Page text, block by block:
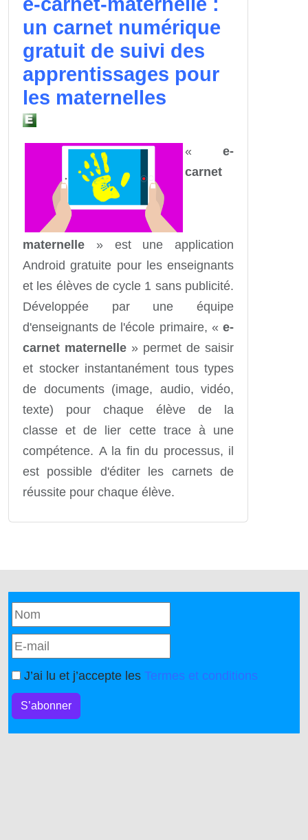
un carnet numérique
gratuit de suivi des
apprentissages pour
les maternelles
« e-
carnet
maternelle » est une application
Android gratuite pour les enseignants
et les élèves de cycle 1 sans publicité.
Développée par une équipe
d'enseignants de l'école primaire, « e-
carnet maternelle » permet de saisir
et stocker instantanément tous types
de documents (image, audio, vidéo,
texte) pour chaque élève de la
classe et de lier cette trace à une
compétence. A la fin du processus, il
est possible d'éditer les carnets de
réussite pour chaque élève.
J’ai lu et j’accepte les Termes et conditions
S’abonner